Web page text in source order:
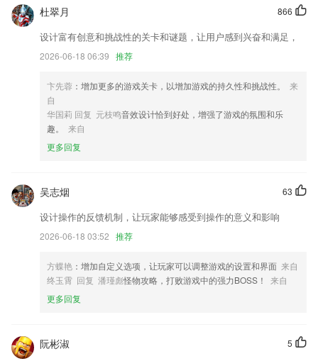
新增主题收藏功能
用户体验更流畅。
访客预约和预约授权，完成预约功能闭环
新增包装费设置
联系我们
以上就是酷游官网下载的介绍，如果您喜欢这款软件，您可以到应用商店
进行打分评论，说出您的使用经历，以帮助我们更好的对产品进行优化修
866
杜翠月
设计富有创意和挑战性的关卡和谜题，让用户感到兴奋和满足，
2026-06-18 06:39 推荐
卞先蓉 ：增加更多的游戏关卡，以增加游戏的持久性和挑战性。
来
自
华国莉 回复 元枝鸣音效设计恰到好处，增强了游戏的氛围和乐
趣。
来自
更多回复
63
吴志烟
设计操作的反馈机制，让玩家能够感受到操作的意义和影响
2026-06-18 03:52 推荐
方蝶艳 ：增加自定义选项，让玩家可以调整游戏的设置和界面 来自
终玉霄 回复 潘瑾彪怪物攻略，打败游戏中的强力BOSS！
来自
更多回复
5
阮彬淑